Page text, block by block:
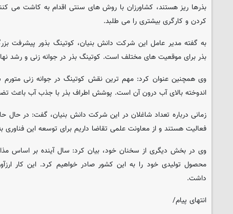
بذرها ریز هستند، کشاورزان با روش های سنتی اقدام به کاشت می
کردن و کارگری بیشتری را می طلبد.
به گفته مدیر عامل این شرکت دانش بنیان، کوتینگ بذور پیشرفت
بذر برای موقعیت های مختلف است. کوتینگ بذر در جوانه زنی و رشد
وی همچنین عنوان کرد: مهم ترین نقش کوتینگ در جوانه زنی
اندوخته بالای آب درون آن است. پوشش اطراف بذر با جذب آب باعث
زمانی درباره تعداد شاغلان در این شرکت دانش بنیان، گفت: در
فعالیت هستند و از معاونت علمی تقاضا داریم برای توسعه این
وی در بخش دیگری از سخنان خود، بیان کرد: سال آینده بر اساس
محصول تولیدی خود را به این کشور صادر خواهیم کرد. این کار
داشت.
انتهای پیام/